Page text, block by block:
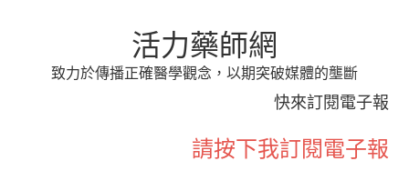
活力藥師網
致力於傳播正確醫學觀念，以期突破媒體的壟斷
快來訂閱電子報
請按下我訂閱電子報